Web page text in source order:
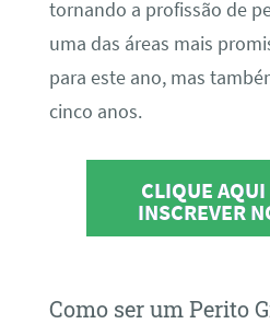
tornando a profissão de
uma das áreas mais
para este ano, mas
cinco anos.
CLIQUE AQUI
INSCREVER
Como ser um Perito